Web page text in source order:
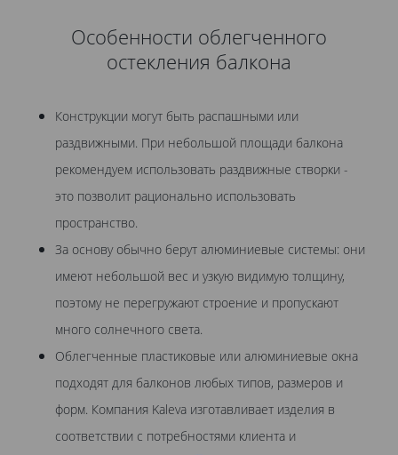
Особенности облегченного
остекления балкона
Конструкции могут быть распашными или
раздвижными. При небольшой площади балкона
рекомендуем использовать раздвижные створки -
это позволит рационально использовать
пространство.
За основу обычно берут алюминиевые системы: они
имеют небольшой вес и узкую видимую толщину,
поэтому не перегружают строение и пропускают
много солнечного света.
Облегченные пластиковые или алюминиевые окна
подходят для балконов любых типов, размеров и
форм. Компания Kaleva изготавливает изделия в
соответствии с потребностями клиента и